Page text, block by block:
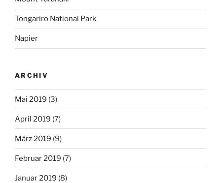
Tongariro National Park
Napier
ARCHIV
Mai 2019 (3)
April 2019 (7)
März 2019 (9)
Februar 2019 (7)
Januar 2019 (8)